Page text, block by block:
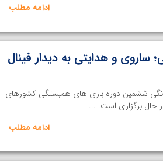
ادامه مطلب
و هدایتی به دیدار فینال
های کشتی فرنگی ششمین دوره بازی های همبستگی کشورهای
حال برگزاری است. ...
ادامه مطلب